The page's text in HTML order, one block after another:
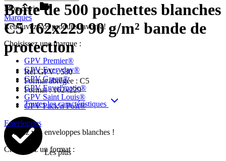
Mon devis
Marques
Retrouvez vos produits favoris !
Choisissez une marque :
GPV Premier®
GPV Everyday®
GPV Green®
GPV Envel'matic®
GPV Saint Louis®
GPV Pack'n Post®
Enveloppes
Colorez vos enveloppes blanches !
Choisissez un format :
Boîte de 500 pochettes blanches
C5 162x229 90 g/m² bande de
protection
Réf GPV : 530
Format abrégée : C5
Format :162x229
Toutes les caractéristiques
Les plus